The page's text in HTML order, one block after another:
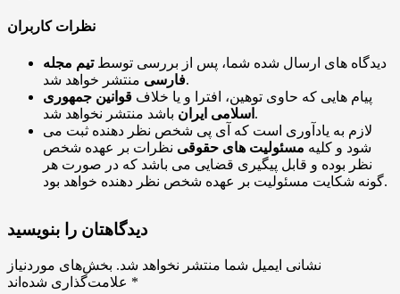
نظرات کاربران
دیدگاه های ارسال شده شما، پس از بررسی توسطتیم مجله
فارسیمنتشر خواهد شد.
پیام هایی که حاوی توهین، افترا و یا خلاف قوانین جمهوری
اسلامی ایران باشد منتشر نخواهد شد.
لازم به یادآوری است که آی پی شخص نظر دهنده ثبت می
شود و کلیه مسئولیت های حقوقی نظرات بر عهده شخص
نظر بوده و قابل پیگیری قضایی می باشد که در صورت هر
گونه شکایت مسئولیت بر عهده شخص نظر دهنده خواهد بود.
دیدگاهتان را بنویسید
نشانی ایمیل شما منتشر نخواهد شد. بخش‌های موردنیاز
*